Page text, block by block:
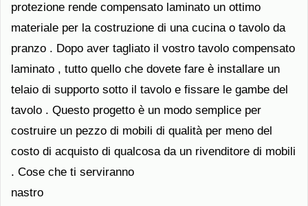
protezione rende compensato laminato un ottimo
materiale per la costruzione di una cucina o tavolo da
pranzo . Dopo aver tagliato il vostro tavolo compensato
laminato , tutto quello che dovete fare è installare un
telaio di supporto sotto il tavolo e fissare le gambe del
tavolo . Questo progetto è un modo semplice per
costruire un pezzo di mobili di qualità per meno del
costo di acquisto di qualcosa da un rivenditore di mobili
. Cose che ti serviranno
nastro